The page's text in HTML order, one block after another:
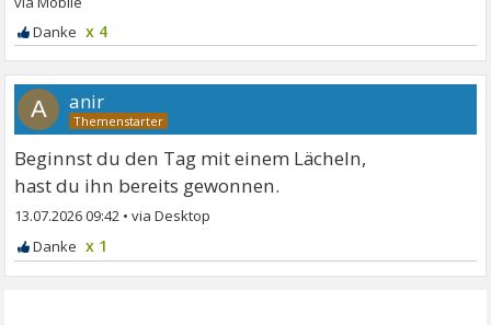
x 4
A anir
Beginnst du den Tag mit einem Lächeln,
hast du ihn bereits gewonnen.
13.07.2026 09:42 •
x 1